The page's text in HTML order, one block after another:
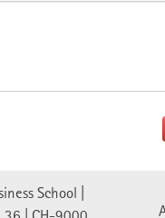
School |